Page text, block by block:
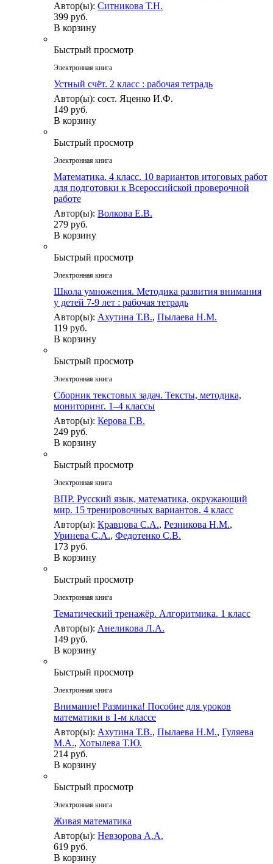
Автор(ы): Ситникова Т.Н.
399 руб.
В корзину
Быстрый просмотр
Электронная книга
Устный счёт. 2 класс : рабочая тетрадь
Автор(ы): сост. Яценко И.Ф.
149 руб.
В корзину
Быстрый просмотр
Электронная книга
Математика. 4 класс. 10 вариантов итоговых работ
для подготовки к Всероссийской проверочной
работе
Автор(ы): Волкова Е.В.
279 руб.
В корзину
Быстрый просмотр
Электронная книга
Школа умножения. Методика развития внимания
у детей 7-9 лет : рабочая тетрадь
Автор(ы): Ахутина Т.В., Пылаева Н.М.
119 руб.
В корзину
Быстрый просмотр
Электронная книга
Сборник текстовых задач. Тексты, методика,
мониторинг. 1–4 классы
Автор(ы): Керова Г.В.
249 руб.
В корзину
Быстрый просмотр
Электронная книга
ВПР. Русский язык, математика, окружающий
мир. 15 тренировочных вариантов. 4 класс
Автор(ы): Кравцова С.А., Резникова Н.М.,
Уринева С.А., Федотенко С.В.
173 руб.
В корзину
Быстрый просмотр
Электронная книга
Тематический тренажёр. Алгоритмика. 1 класс
Автор(ы): Анеликова Л.А.
149 руб.
В корзину
Быстрый просмотр
Электронная книга
Внимание! Разминка! Пособие для уроков
математики в 1-м классе
Автор(ы): Ахутина Т.В., Пылаева Н.М., Гуляева
М.А., Хотылева Т.Ю.
214 руб.
В корзину
Быстрый просмотр
Электронная книга
Живая математика
Автор(ы): Невзорова А.А.
619 руб.
В корзину